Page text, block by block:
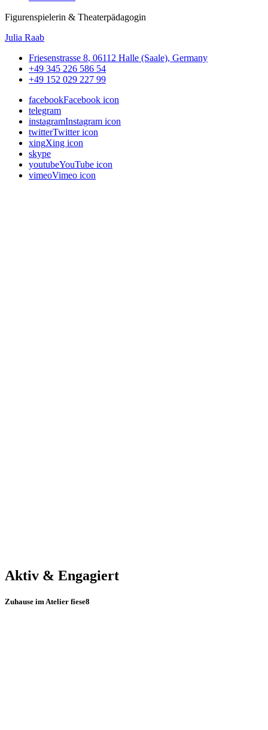
Figurenspielerin & Theaterpädagogin
Julia Raab
Friesenstrasse 8, 06112 Halle (Saale), Germany
+49 345 226 586 54
+49 152 029 227 99
facebookFacebook icon
telegram
instagramInstagram icon
twitterTwitter icon
xingXing icon
skype
youtubeYouTube icon
vimeoVimeo icon
Aktiv & Engagiert
Zuhause im Atelier fiese8